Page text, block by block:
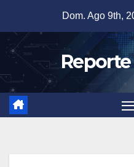
contenido
Dom. Ago 9th,